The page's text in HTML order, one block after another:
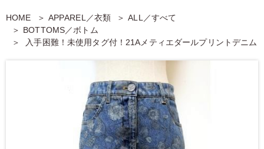
HOME APPAREL／衣類
ALL／すべて
BOTTOMS／ボトム
入手困難！未使用タグ付！21Aメティエダールプリントデニム